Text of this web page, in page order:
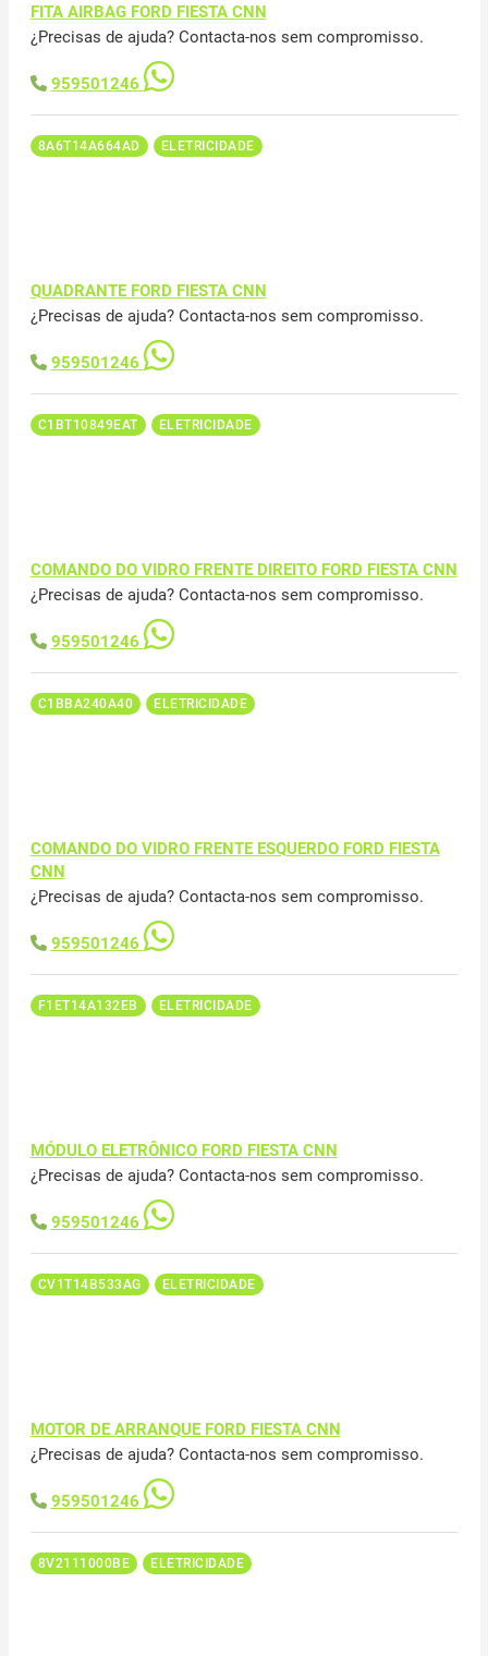
FITA AIRBAG FORD FIESTA CNN
¿Precisas de ajuda? Contacta-nos sem compromisso.
959501246
8A6T14A664AD ELETRICIDADE
QUADRANTE FORD FIESTA CNN
¿Precisas de ajuda? Contacta-nos sem compromisso.
959501246
C1BT10849EAT ELETRICIDADE
COMANDO DO VIDRO FRENTE DIREITO FORD FIESTA CNN
¿Precisas de ajuda? Contacta-nos sem compromisso.
959501246
C1BBA240A40 ELETRICIDADE
COMANDO DO VIDRO FRENTE ESQUERDO FORD FIESTA
CNN
¿Precisas de ajuda? Contacta-nos sem compromisso.
959501246
F1ET14A132EB ELETRICIDADE
MÓDULO ELETRÔNICO FORD FIESTA CNN
¿Precisas de ajuda? Contacta-nos sem compromisso.
959501246
CV1T14B533AG ELETRICIDADE
MOTOR DE ARRANQUE FORD FIESTA CNN
¿Precisas de ajuda? Contacta-nos sem compromisso.
959501246
8V2111000BE ELETRICIDADE